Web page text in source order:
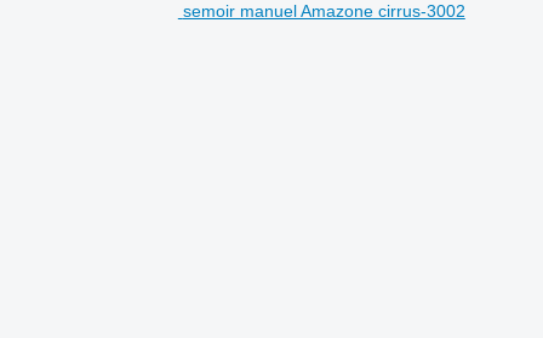
semoir manuel Amazone cirrus-3002